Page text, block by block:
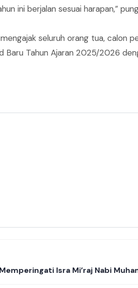
ini berjalan sesuai harapan,”
seluruh orang tua, calon
Baru Tahun Ajaran 2025/2026
Isra Mi’raj Nabi